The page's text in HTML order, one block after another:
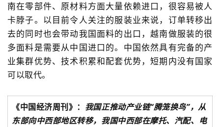
南在零部件、原材料方面大量依赖进口，很容易被人
卡脖子。以目前令人关注的服装业来说，订单转移出
去的同时也会带动我国面料的出口，越南做服装的很
多面料是需要从中国进口的。中国依然具有完备的产
业集群优势、技术积累和配套优势，短期内没有国家
可以取代。
《中国经济周刊》： 我国正推动产业链“腾笼换鸟”，从
东部向中西部地区转移，我国中西部在摩托、汽配、电